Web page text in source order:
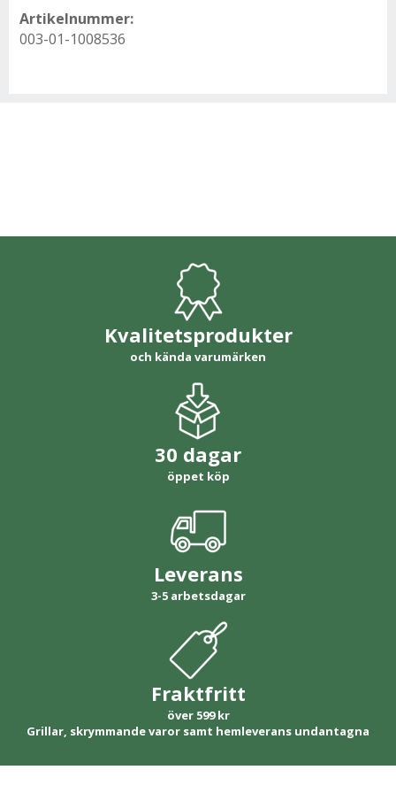
Artikelnummer:
003-01-1008536
Kvalitetsprodukter
och kända varumärken
30 dagar
öppet köp
Leverans
3-5 arbetsdagar
Fraktfritt
över 599 kr
Grillar, skrymmande varor samt hemleverans undantagna